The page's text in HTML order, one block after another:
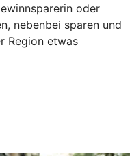
oder
nebenbei sparen und
Region etwas